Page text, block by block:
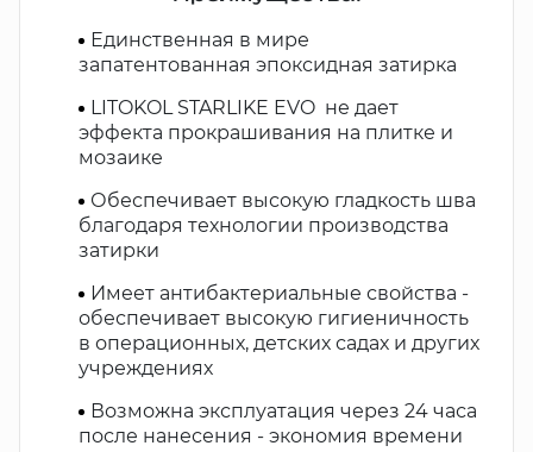
Единственная в мире
запатентованная эпоксидная затирка
LITOKOL STARLIKE EVO не дает
эффекта прокрашивания на плитке и
мозаике
Обеспечивает высокую гладкость шва
благодаря технологии производства
затирки
Имеет антибактериальные свойства -
обеспечивает высокую гигиеничность
в операционных, детских садах и других
учреждениях
Возможна эксплуатация через 24 часа
после нанесения - экономия времени